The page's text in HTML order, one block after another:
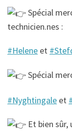
Spécial
technicien.nes :
#Helene et
Spécial
#Nyghtingale et
Et bien